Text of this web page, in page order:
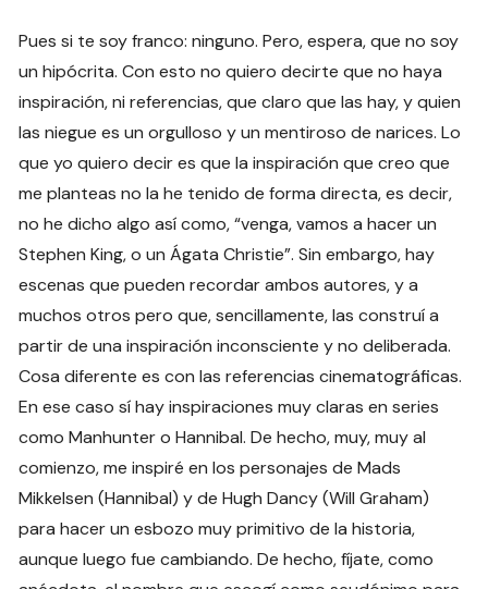
Pues si te soy franco: ninguno. Pero, espera, que no soy
un hipócrita. Con esto no quiero decirte que no haya
inspiración, ni referencias, que claro que las hay, y quien
las niegue es un orgulloso y un mentiroso de narices. Lo
que yo quiero decir es que la inspiración que creo que
me planteas no la he tenido de forma directa, es decir,
no he dicho algo así como, “venga, vamos a hacer un
Stephen King, o un Ágata Christie”. Sin embargo, hay
escenas que pueden recordar ambos autores, y a
muchos otros pero que, sencillamente, las construí a
partir de una inspiración inconsciente y no deliberada.
Cosa diferente es con las referencias cinematográficas.
En ese caso sí hay inspiraciones muy claras en series
como Manhunter o Hannibal. De hecho, muy, muy al
comienzo, me inspiré en los personajes de Mads
Mikkelsen (Hannibal) y de Hugh Dancy (Will Graham)
para hacer un esbozo muy primitivo de la historia,
aunque luego fue cambiando. De hecho, fíjate, como